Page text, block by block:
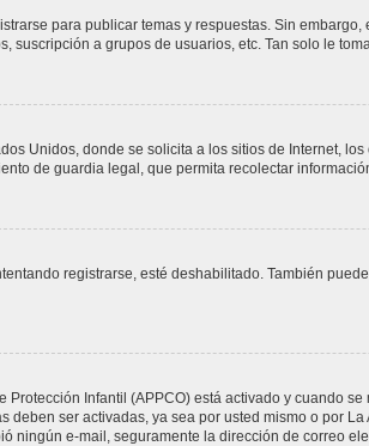
para publicar temas y respuestas. Sin
a grupos de usuarios, etc. Tan solo le
Unidos, donde se solicita a los sitios de Internet,
de guardia legal, que permita recolectar
registrarse, esté deshabilitado. También
Infantil (APPCO) está activado y cuando
ser activadas, ya sea por usted mismo o por
e-mail, seguramente la dirección de correo